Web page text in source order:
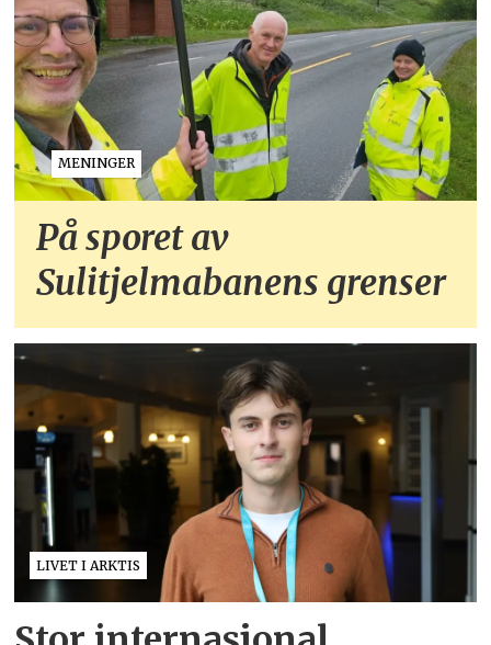
MENINGER
På sporet av
Sulitjelmabanens grenser
LIVET I ARKTIS